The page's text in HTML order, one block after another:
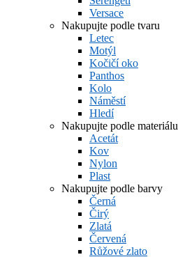
Versace
Nakupujte podle tvaru
Letec
Motýl
Kočičí oko
Panthos
Kolo
Náměstí
Hledí
Nakupujte podle materiálu
Acetát
Kov
Nylon
Plast
Nakupujte podle barvy
Černá
Čirý
Zlatá
Červená
Růžové zlato